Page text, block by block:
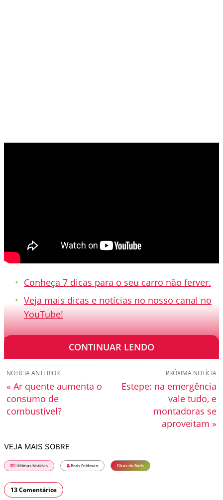
Conheça 7 dicas para o seu carro não ferver.
Veja mais dicas e notícias no nosso canal no
YouTube!
[TRANSCRIÇÃO]
CONTINUAR LENDO
PRÓXIMA NOTÍCIA
Estepe: na emergência
vale tudo, e
montadoras se
aproveitam »
NOTÍCIA ANTERIOR
« Ar quente aumenta o
consumo de
combustível?
VEJA MAIS SOBRE
Últimas Notícias Boris Feldman Dicas do Boris
13 Comentários